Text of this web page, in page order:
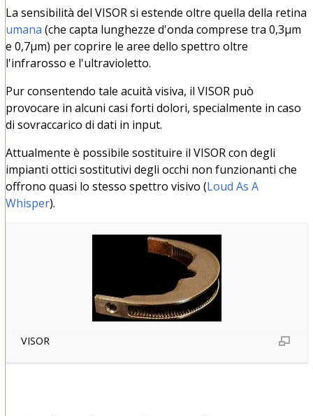
La sensibilità del VISOR si estende oltre quella della retina
umana (che capta lunghezze d'onda comprese tra 0,3µm
e 0,7µm) per coprire le aree dello spettro oltre
l'infrarosso e l'ultravioletto.
Pur consentendo tale acuità visiva, il VISOR può
provocare in alcuni casi forti dolori, specialmente in caso
di sovraccarico di dati in input.
Attualmente è possibile sostituire il VISOR con degli
impianti ottici sostitutivi degli occhi non funzionanti che
offrono quasi lo stesso spettro visivo (Loud As A
Whisper).
VISOR